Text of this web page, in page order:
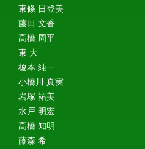
東條 日登美
藤田 文香
高橋 周平
東 大
榎本 純一
小橋川 真実
岩塚 祐美
水戸 明宏
高橋 知明
藤森 希